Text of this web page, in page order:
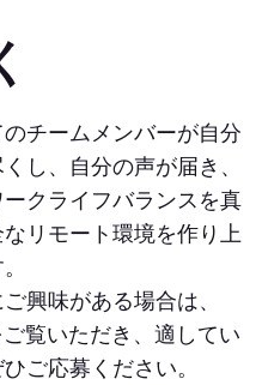
チームメンバーが自分
し、自分の声が届き、
クライフバランスを真
リモート環境を作り上
興味がある場合は、
ご覧いただき、適してい
ご応募ください。